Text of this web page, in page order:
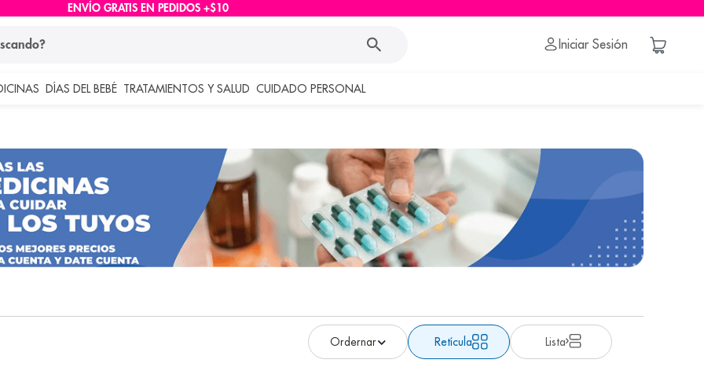
ENVÍO GRATIS EN PEDIDOS +$10
Iniciar Sesión
DÍAS DEL BEBÉ TRATAMIENTOS Y SALUD CUIDADO PERSONAL
Retícula Lista
buscados